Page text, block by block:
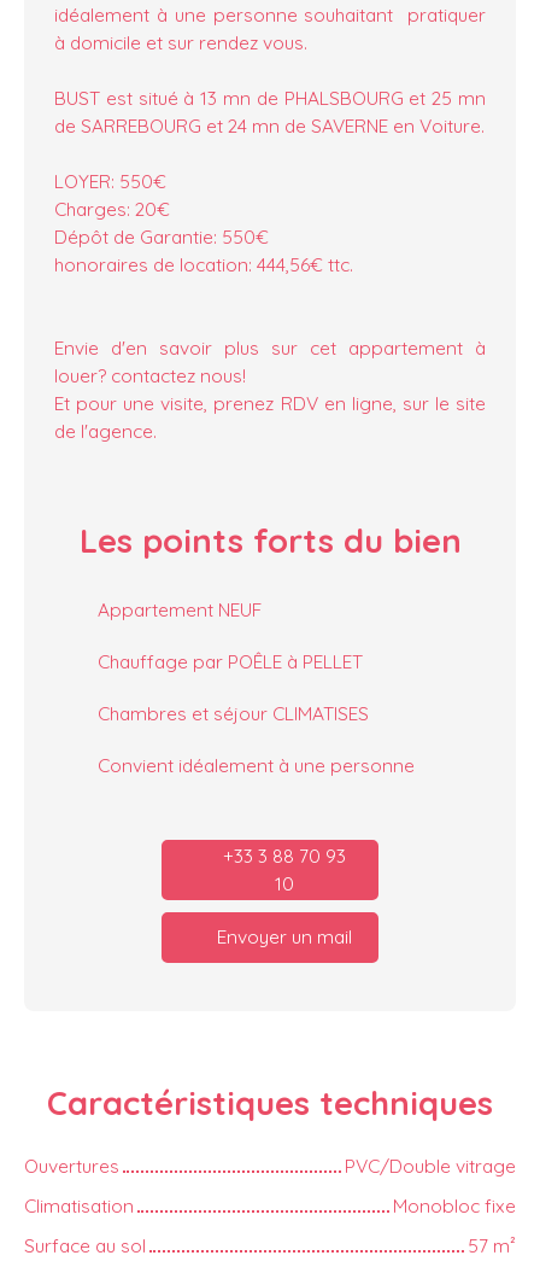
idéalement à une personne souhaitant pratiquer
à domicile et sur rendez vous.
BUST est situé à 13 mn de PHALSBOURG et 25 mn
de SARREBOURG et 24 mn de SAVERNE en Voiture.
LOYER: 550€
Charges: 20€
Dépôt de Garantie: 550€
honoraires de location: 444,56€ ttc.
Envie d'en savoir plus sur cet appartement à
louer? contactez nous!
Et pour une visite, prenez RDV en ligne, sur le site
de l'agence.
Les points forts du bien
Appartement NEUF
Chauffage par POÊLE à PELLET
Chambres et séjour CLIMATISES
Convient idéalement à une personne
+33 3 88 70 93
10
Envoyer un mail
Caractéristiques techniques
Ouvertures
PVC/Double vitrage
Climatisation
Monobloc fixe
Surface au sol
57 m²